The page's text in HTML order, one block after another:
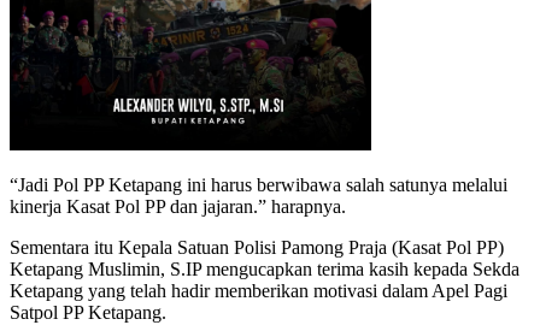
“Jadi Pol PP Ketapang ini harus berwibawa salah satunya melalui
kinerja Kasat Pol PP dan jajaran.” harapnya.
Sementara itu Kepala Satuan Polisi Pamong Praja (Kasat Pol PP)
Ketapang Muslimin, S.IP mengucapkan terima kasih kepada Sekda
Ketapang yang telah hadir memberikan motivasi dalam Apel Pagi
Satpol PP Ketapang.